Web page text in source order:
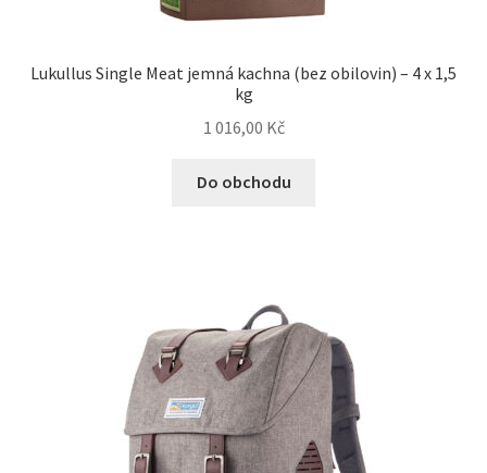
Lukullus Single Meat jemná kachna (bez obilovin) – 4 x 1,5
kg
1 016,00 Kč
Do obchodu